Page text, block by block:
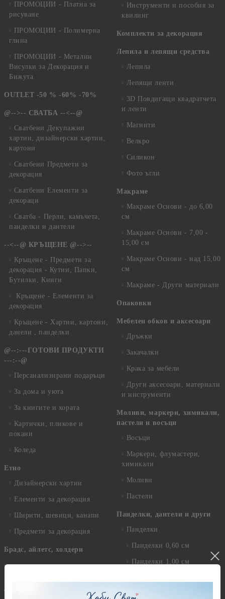
ПРОМОЦИИ - Платна за
рисуване
ПРОМОЦИИ - Полимерна
глина
ПРОМОЦИИ - Метални
Висулки за Декорация и
Бижута
OUTLET -50 % -60% -70%
@-->-- СВАТБА --<--@
Сватбени Декупажни
хартии, дизайнерски хартии,
картони
Сватбени Предмети за
декорация
Сватбени Елементи за
декораци
Сватба - Перли, камъчета,
панделки и дантели
--<--@ КРЪЩЕНЕ @-->--
Кръщене - Предмети за
декорация - Кутии, Папки,
Бутилки, Книги
Кръщене - Елементи за
декорация
Кръщене - Хартии, картони,
данели , панделки
@--:---ГОТОВИ ПРОДУКТИ
---:--@
Персанализирани подаръци
За дома и уюта
За книгите и хората
Картички, пликове и
покани
Коледа
Етно
Дизайнерски хартии
Елементи за декорация
Ширити, шевици, канапи
Предмети за декорация
Брадс, айлетс, холдери
Бои - акрилни, гланц, мат,
други
Инструменти и пособия за
квилинг
Комплекти за декорация
Лепила и лепящи средства
Лепила
Лепящи ленти
3D Повдигащи квадратчета
и ленти
Магнити
Велкро
Силикон
Фото ъгли
Макраме
Макраме Основи - до 6,00
см
Макраме Основи - 7,00 -
15,00 см
Макраме Основи - над 15,00
см
Макраме - Други материали
Опаковки
Мебелен обков и аксесоари
Дръжки
Закачалки
Крака за мебели
Други аксесоари, материали
и инструменти
Моливи, маркери, химикали,
пастели и восъци
Восъци
Маркери, флумастери,
химикали
Моливи
Пастели
Панделки, дантели и други
Панделки
Панделки 0,60 см
Панделки 1,00 см
Панделки 3,00 см